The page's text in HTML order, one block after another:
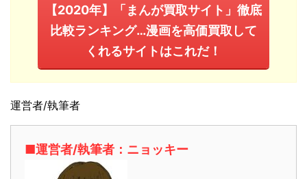
【2020年】「まんが買取サイト」徹底
比較ランキング…漫画を高価買取して
くれるサイトはこれだ！
運営者/執筆者
■運営者/執筆者：ニョッキー